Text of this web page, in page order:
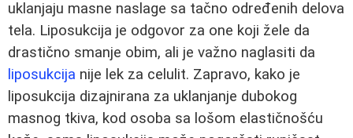
uklanjaju masne naslage sa tačno određenih delova
tela. Liposukcija je odgovor za one koji žele da
drastično smanje obim, ali je važno naglasiti da
liposukcija nije lek za celulit. Zapravo, kako je
liposukcija dizajnirana za uklanjanje dubokog
masnog tkiva, kod osoba sa lošom elastičnošću